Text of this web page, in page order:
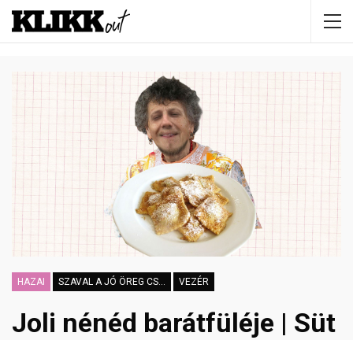
HAZAI SZAVAL A JÓ ÖREG CSALLÓKÖZI VEZÉR
Joli nénéd barátfüléje | Süt